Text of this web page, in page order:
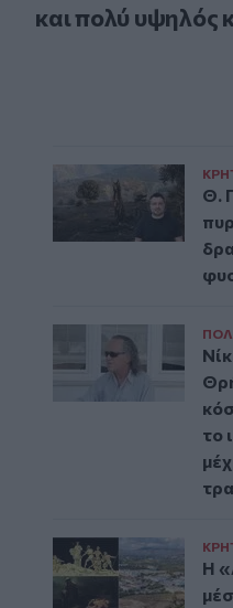
και πολύ υψηλός
Θ.
το
Η